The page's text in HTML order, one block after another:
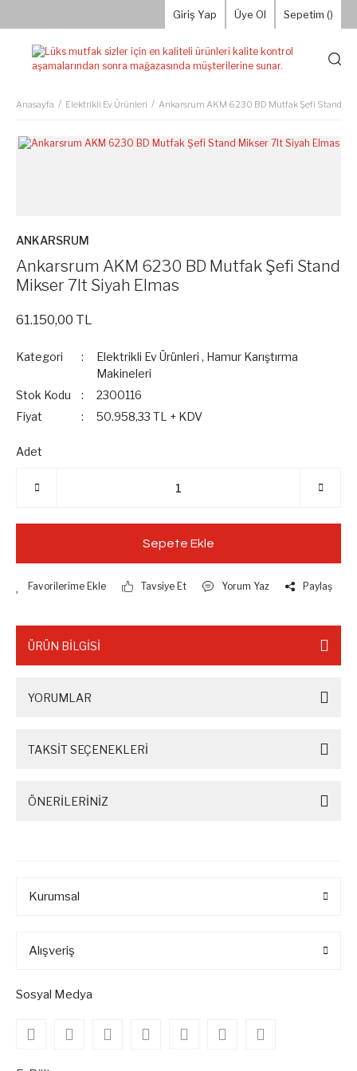
Giriş Yap Üye Ol Sepetim ()
Anasayfa Elektrikli Ev Ürünleri Ankarsrum AKM 6230 BD Mutfak Şefi Stand
ANKARSRUM
Ankarsrum AKM 6230 BD Mutfak Şefi Stand
Mikser 7lt Siyah Elmas
61.150,00 TL
Kategori Elektrikli Ev Ürünleri , Hamur Karıştırma
Makineleri
Stok Kodu
2300116
Fiyat
50.958,33 TL + KDV
Adet
Sepete Ekle
Tavsiye Et Yorum Yaz Paylaş
ÜRÜN BİLGİSİ
YORUMLAR
TAKSİT SEÇENEKLERİ
ÖNERİLERİNİZ
Kurumsal
Alışveriş
Sosyal Medya